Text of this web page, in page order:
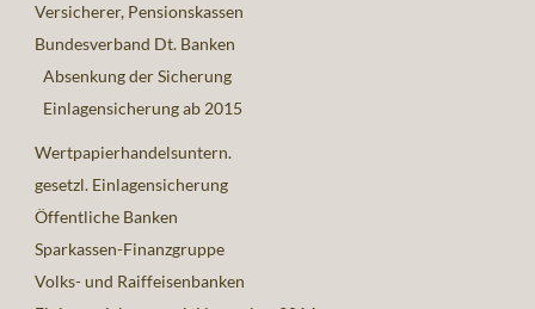
Versicherer, Pensionskassen
Bundesverband Dt. Banken
Absenkung der Sicherung
Einlagensicherung ab 2015
Wertpapierhandelsuntern.
gesetzl. Einlagensicherung
Öffentliche Banken
Sparkassen-Finanzgruppe
Volks- und Raiffeisenbanken